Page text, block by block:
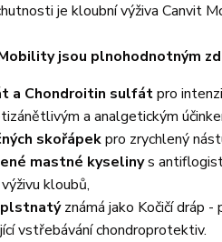
je kloubní výživa Canvit
jsou plnohodnotným
a Chondroitin sulfátpro
a analgetickým
skořápekpro zrychlený
mastné kyselinys
kloubů,
plstnatýznámá jako Kočičí dráp
vstřebávání chondroprotektiv.